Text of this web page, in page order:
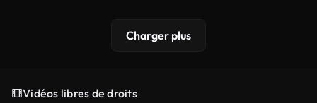
Charger plus
Vidéos libres de droits